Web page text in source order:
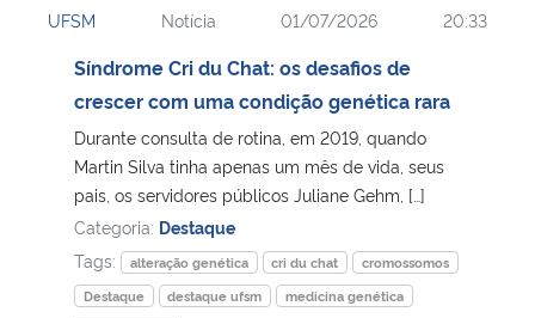
Ministério da Cidadania
Ministério de Minas e Energia
Ministério da Ciência, Tecnologia, Inovações e Comunicações
Ministério do Meio Ambiente
UFSM Notícia 01/07/2026 20:33
Síndrome Cri du Chat: os desafios de
crescer com uma condição genética rara
Durante consulta de rotina, em 2019, quando
Martin Silva tinha apenas um mês de vida, seus
pais, os servidores públicos Juliane Gehm, […]
Categoria: Destaque
Tags:
alteração genética cri du chat
cromossomos
Destaque
destaque ufsm
medicina genética